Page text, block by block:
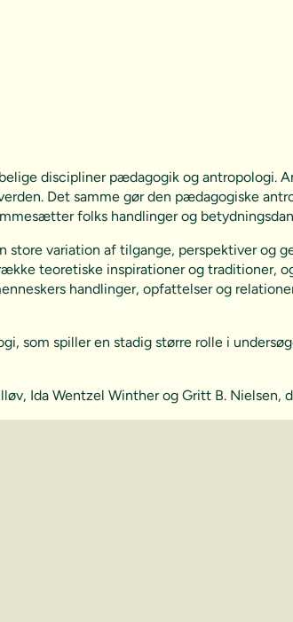
discipliner pædagogik og
Det samme gør den pædagogiske
folks handlinger og
store variation af tilgange, perspektiver og
teoretiske inspirationer og traditioner,
handlinger, opfattelser og
som spiller en stadig større rolle i
Ida Wentzel Winther og Gritt B. Nielsen,